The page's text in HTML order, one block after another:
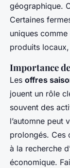
géographique.
Certaines
uniques
produits
Importance
Les offres
jouent un rôle
souvent des
l’automne peut
prolongés. Ces
à la recherche
économique.